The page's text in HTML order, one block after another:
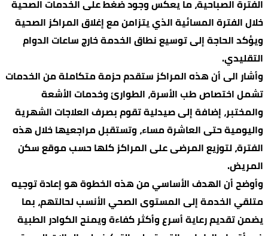
الفترة الصباحية، ما يعكس وجود ضغط على الخدمات الصحية
خلال الفترة المسائية الذي يتزامن مع إغلاق المراكز الصحية
ويؤكد الحاجة إلى توسيع نطاق الخدمة خارج ساعات الدوام
التقليدي.
وأشار الى أن هذه المراكز ستقدم حزمة متكاملة من الخدمات
تشمل اختصاص طب الأسرة، الطوارئ وخدمات الأشعة
والمختبر، إضافة إلى صيدلية تقوم بصرف العلاجات الشهرية
واليومية حتى العاشرة مساء، وتستقبل مراجعيها خلال هذه
الفترة، لتوزيع المرضى على المراكز كلها حسب موقع سكن
المريض.
وأوضح أن الهدف الأساسي من هذه الخطوة هو إعادة توجيه
متلقي الخدمة إلى المستوى الصحي الأنسب لحالتهم، بما
يضمن تقديم رعاية أسرع وأكثر كفاءة ويمنح الكوادر الطبية